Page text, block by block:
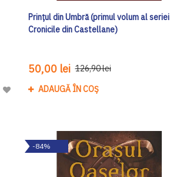
Adaugă
Dorinte
Prințul din Umbră (primul volum al seriei
Cronicile din Castellane)
50,00 lei 126,90 lei
ADAUGĂ ÎN COȘ
-84%